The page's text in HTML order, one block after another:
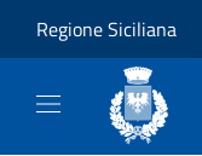
Regione Siciliana